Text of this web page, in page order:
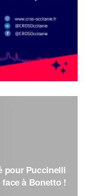
pour Puccinelli
à Bonetto !